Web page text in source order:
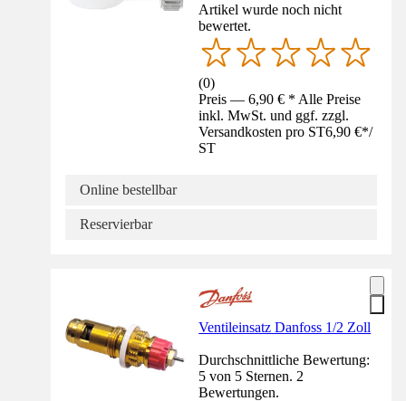
Artikel wurde noch nicht
bewertet.
(0)
Preis — 6,90 € * Alle Preise
inkl. MwSt. und ggf. zzgl.
Versandkosten pro ST6,90 €*/
ST
Online bestellbar
Reservierbar
Ventileinsatz Danfoss 1/2 Zoll
Durchschnittliche Bewertung:
5 von 5 Sternen. 2
Bewertungen.